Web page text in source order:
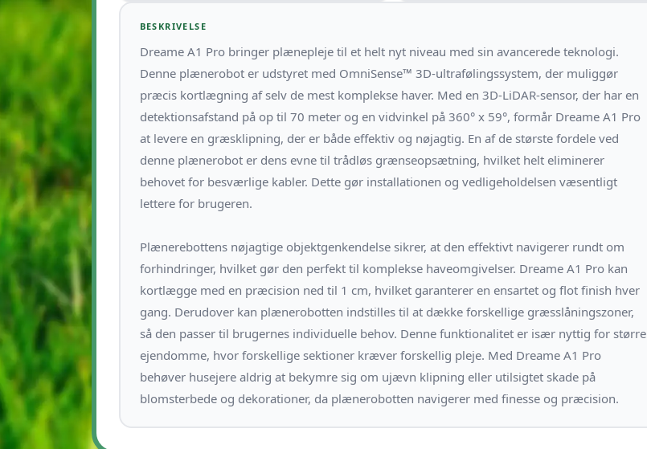
BESKRIVELSE
Dreame A1 Pro bringer plænepleje til et helt nyt niveau med sin avancerede teknologi.
Denne plænerobot er udstyret med OmniSense™ 3D-ultrafølingssystem, der muliggør
præcis kortlægning af selv de mest komplekse haver. Med en 3D-LiDAR-sensor, der har en
detektionsafstand på op til 70 meter og en vidvinkel på 360° x 59°, formår Dreame A1 Pro
at levere en græsklipning, der er både effektiv og nøjagtig. En af de største fordele ved
denne plænerobot er dens evne til trådløs grænseopsætning, hvilket helt eliminerer
behovet for besværlige kabler. Dette gør installationen og vedligeholdelsen væsentligt
lettere for brugeren.
Plænerebottens nøjagtige objektgenkendelse sikrer, at den effektivt navigerer rundt om
forhindringer, hvilket gør den perfekt til komplekse haveomgivelser. Dreame A1 Pro kan
kortlægge med en præcision ned til 1 cm, hvilket garanterer en ensartet og flot finish hver
gang. Derudover kan plænerobotten indstilles til at dække forskellige græsslåningszoner,
så den passer til brugernes individuelle behov. Denne funktionalitet er især nyttig for større
ejendomme, hvor forskellige sektioner kræver forskellig pleje. Med Dreame A1 Pro
behøver husejere aldrig at bekymre sig om ujævn klipning eller utilsigtet skade på
blomsterbede og dekorationer, da plænerobotten navigerer med finesse og præcision.